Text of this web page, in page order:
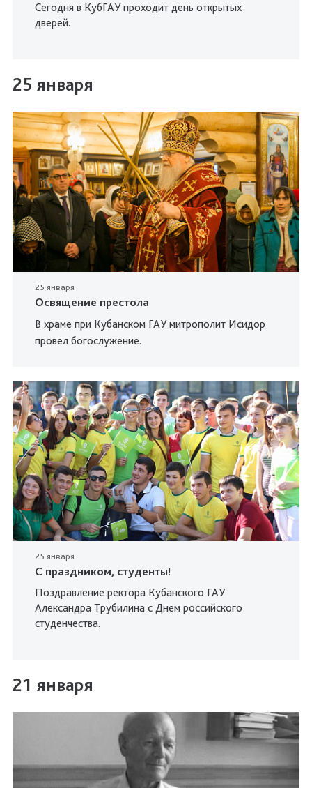
Сегодня в КубГАУ проходит день открытых
дверей.
25 января
25 января
Освящение престола
В храме при Кубанском ГАУ митрополит Исидор
провел богослужение.
25 января
С праздником, студенты!
Поздравление ректора Кубанского ГАУ
Александра Трубилина с Днем российского
студенчества.
21 января